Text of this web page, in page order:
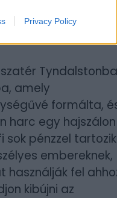
Privacy Policy
jeleneteivel.
amely
formálta,
harc egy hajszálon
sok pénzzel tartozik
embereknek,
használják fel
kibújni az